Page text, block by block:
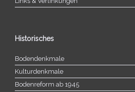
Historisches
Bodendenkmale
Kulturdenkmale
Bodenreform ab 1945